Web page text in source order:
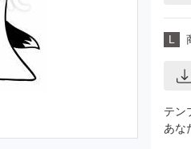
L
テン
あな